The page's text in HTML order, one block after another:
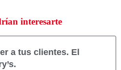
interesarte
a tus clientes. El